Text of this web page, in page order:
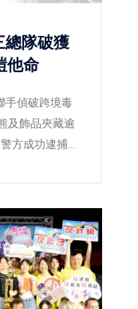
總隊破獲
愷他命
手偵破跨境毒
及飾品夾藏逾
方成功逮捕2